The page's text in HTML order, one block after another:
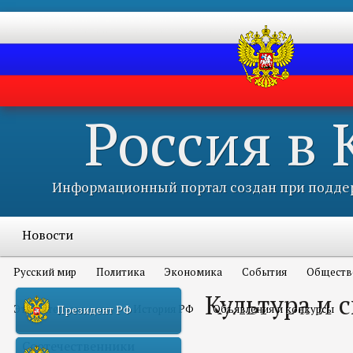
Россия в
Информационный портал создан при
Новости
Русский мир Политика Экономика События
Это интересно всем История РФ Объявления и конкурсы
Соотечественники
Президент РФ Культура и